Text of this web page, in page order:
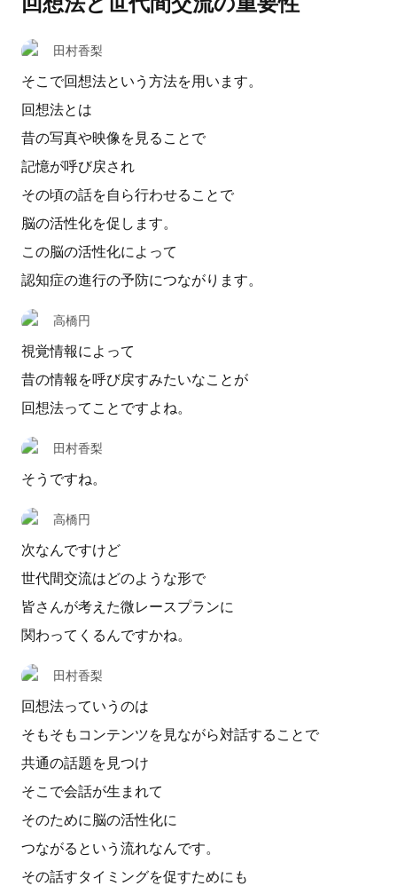
田村香梨
そこで回想法という方法を用います。
回想法とは
昔の写真や映像を見ることで
記憶が呼び戻され
その頃の話を自ら行わせることで
脳の活性化を促します。
この脳の活性化によって
認知症の進行の予防につながります。
高橋円
視覚情報によって
昔の情報を呼び戻すみたいなことが
回想法ってことですよね。
田村香梨
そうですね。
高橋円
次なんですけど
世代間交流はどのような形で
皆さんが考えた微レースプランに
関わってくるんですかね。
田村香梨
回想法っていうのは
そもそもコンテンツを見ながら対話することで
共通の話題を見つけ
そこで会話が生まれて
そのために脳の活性化に
つながるという流れなんです。
その話すタイミングを促すためにも